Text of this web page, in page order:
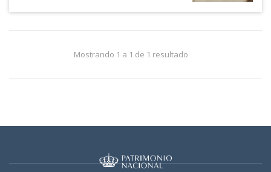
Mostrando 1 a 1 de 1 resultado